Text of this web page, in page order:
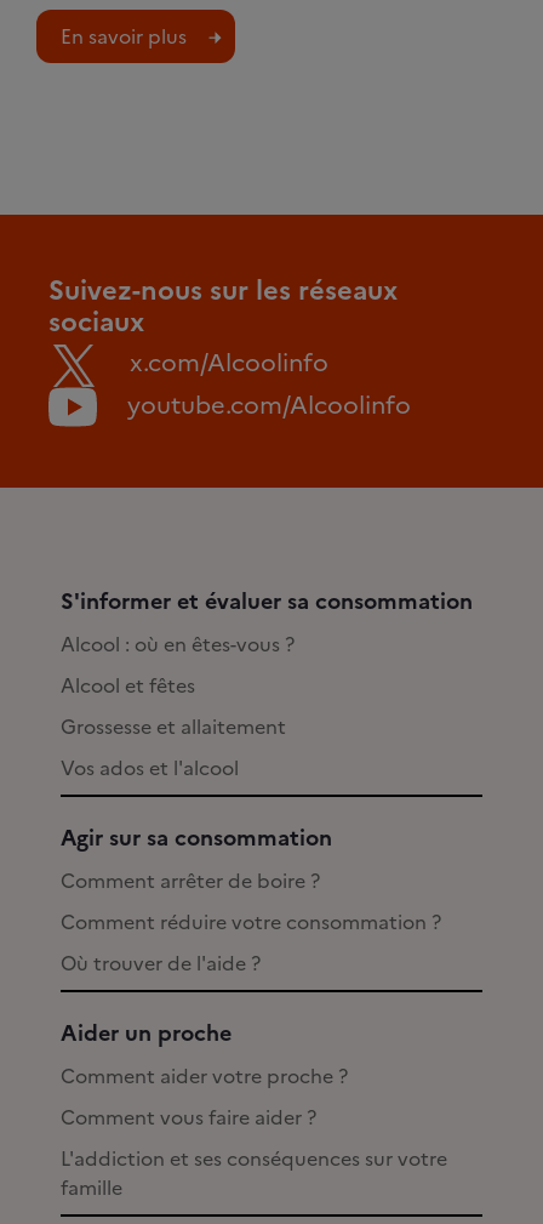
En savoir plus
Suivez-nous sur les réseaux
sociaux
x.com/Alcoolinfo
youtube.com/Alcoolinfo
S'informer et évaluer sa consommation
Alcool : où en êtes-vous ?
Alcool et fêtes
Grossesse et allaitement
Vos ados et l'alcool
Agir sur sa consommation
Comment arrêter de boire ?
Comment réduire votre consommation ?
Où trouver de l'aide ?
Aider un proche
Comment aider votre proche ?
Comment vous faire aider ?
L'addiction et ses conséquences sur votre
famille